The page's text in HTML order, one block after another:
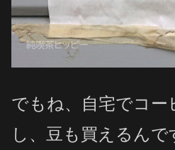
でもね、自宅でコー
し、豆も買えるんで